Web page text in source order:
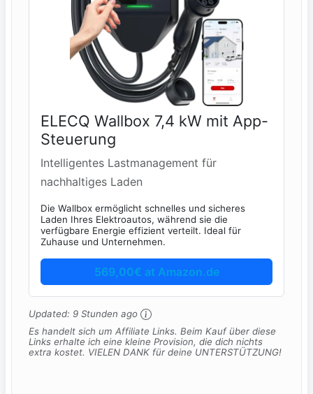
ELECQ Wallbox 7,4 kW mit App-
Steuerung
Intelligentes Lastmanagement für
nachhaltiges Laden
Die Wallbox ermöglicht schnelles und sicheres
Laden Ihres Elektroautos, während sie die
verfügbare Energie effizient verteilt. Ideal für
Zuhause und Unternehmen.
569,00€ at Amazon.de
Updated: 9 Stunden ago
Es handelt sich um Affiliate Links. Beim Kauf über diese
Links erhalte ich eine kleine Provision, die dich nichts
extra kostet. VIELEN DANK für deine UNTERSTÜTZUNG!